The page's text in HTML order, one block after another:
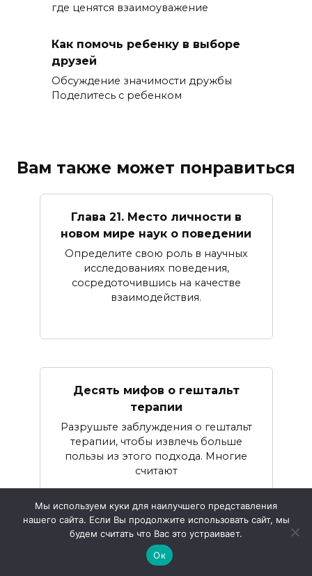
где ценятся взаимоуважение
Как помочь ребенку в выборе
друзей
Обсуждение значимости дружбы
Поделитесь с ребенком
Вам также может понравиться
Глава 21. Место личности в
новом мире наук о поведении
Определите свою роль в научных
исследованиях поведения,
сосредоточившись на качестве
взаимодействия.
Десять мифов о гештальт
терапии
Разрушьте заблуждения о гештальт
терапии, чтобы извлечь больше
пользы из этого подхода. Многие
считают
Гиперсоциальное воспитание,
Мы используем куки для наилучшего представления
нашего сайта. Если Вы продолжите использовать сайт, мы
будем считать что Вас это устраивает.
Ок